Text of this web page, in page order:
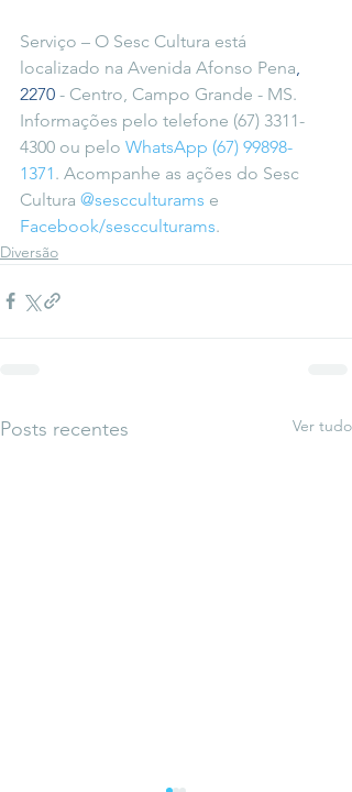
Serviço – O Sesc Cultura está
localizado na Avenida Afonso Pena
2270 - Centro, Campo Grande - MS.
Informações pelo telefone (67) 3311-
4300 ou pelo WhatsApp (67) 99898-
1371. Acompanhe as ações do Sesc
Cultura @sescculturams e
Facebook/sescculturams.
Diversão
Posts recentes Ver tudo